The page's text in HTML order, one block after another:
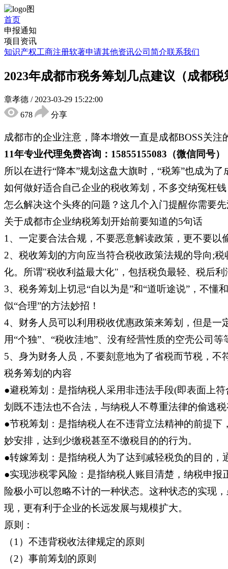
首页
申报通知
项目资讯
知识产权工商注册软著申请其他资讯公司简介联系我们
2023年成都市税务筹划几点建议（成都
章孝德 / 2023-03-29 15:22:00
678
分享
成都市的企业注意，降本增效一直是成都BOSS关
11年专业代理免费咨询：15855155083（微信同号）
所以在进行“降本”规划这盘大旗时，“税筹”也成为
如何做好适合自己企业的税收筹划，不多交纳冤枉
怎么解决这个头疼的问题？这几个入门提醒你需要
关于成都市企业纳税筹划开始前要知道的5句话
1、一定要合法合规，不要恶意解读政策，更不要以
2、税收筹划的方向应当符合税收政策法规的导向;
化。所谓"税收利益最大化"，包括税负最轻、税后
3、税务筹划上切忌“自以为是”和“道听途说”，不
似“合理”的方法妙招！
4、财务人员可以利用税收优惠政策来筹划，但是
用“个独”、“税收洼地”、没有经营性质的空壳公司
5、身为财务人员，不要刻意地为了省税而节税，
税务筹划的内容
●避税筹划：是指纳税人采用非违法手段(即表面上
划既不违法也不合法，与纳税人不尊重法律的偷逃
●节税筹划：是指纳税人在不违背立法精神的前提
妙安排，达到少缴税甚至不缴税目的的行为。
●转嫁筹划：是指纳税人为了达到减轻税负的目的
●实现涉税零风险：是指纳税人账目清楚，纳税申
险极小可以忽略不计的一种状态。这种状态的实现
现，更有利于企业的长远发展与规模扩大。
原则：
（1）不违背税收法律规定的原则
（2）事前筹划的原则